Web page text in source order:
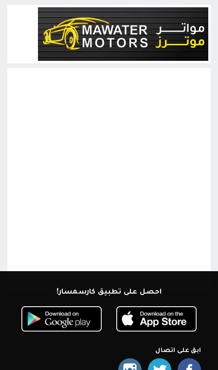
احصل على تطبيق كارسمسار!
ابق على اتصال